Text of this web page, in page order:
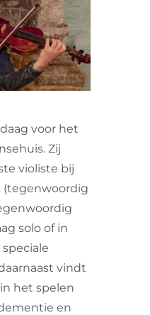
voor het
Zij
violiste bij
(tegenwoordig
solo of in
vindt
het spelen
en